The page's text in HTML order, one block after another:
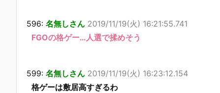
596: 名無しさん 2019/11/19(火) 16:21:55.741
FGOの格ゲー…人選で揉めそう
599: 名無しさん 2019/11/19(火) 16:23:12.154
格ゲーは敷居高すぎるわ